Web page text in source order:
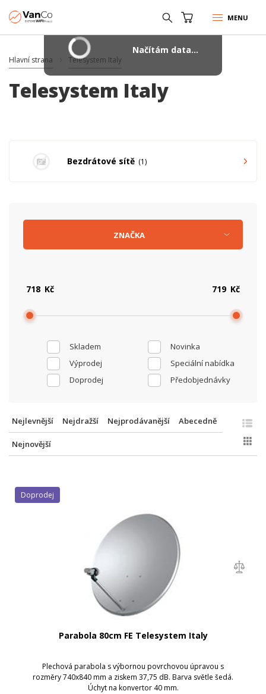
MENU
Hlavní strana Telesystem Italy
Telesystem Italy
Bezdrátové sítě 1
Skladem
Novinka
Výprodej
Speciální nabídka
Doprodej
Předobjednávky
Kč Kč
ZNAČKA
Nejlevnější Nejdražší Nejprodávanější Abecedně
Nejnovější
Parabola 80cm FE Telesystem Italy
Plechová parabola s výbornou povrchovou úpravou s
rozměry 740x840 mm a ziskem 37,75 dB. Barva světle šedá.
Úchyt na konvertor 40 mm.
Doprodej
Načítám data...